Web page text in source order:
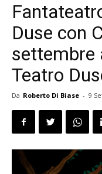
Duse con
settembre
Teatro
Da Roberto Di Biase - 9